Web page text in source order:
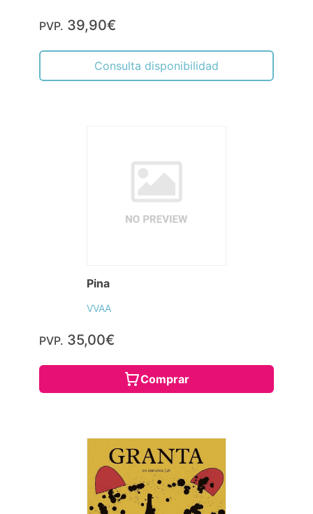
PVP. 39,90€
Consulta disponibilidad
Pina
VVAA
PVP. 35,00€
Comprar